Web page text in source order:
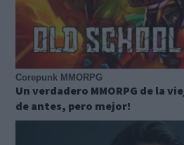
Corepunk MMORPG
Un verdadero MMORPG de la
de antes, pero mejor!